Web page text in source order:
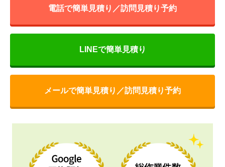
電話で簡単見積り／訪問見積り予約
LINEで簡単見積り
メールで簡単見積り／訪問見積り予約